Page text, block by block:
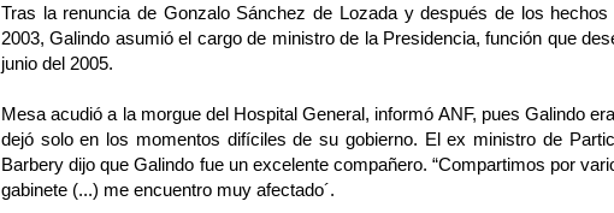
Tras la renuncia de Gonzalo Sánchez de Lozada y después de los
2003, Galindo asumió el cargo de ministro de la Presidencia, función que
junio del 2005.
Mesa acudió a la morgue del Hospital General, informó ANF, pues Galindo
dejó solo en los momentos difíciles de su gobierno. El ex ministro de
Barbery dijo que Galindo fue un excelente compañero. “Compartimos por
gabinete (...) me encuentro muy afectado´.